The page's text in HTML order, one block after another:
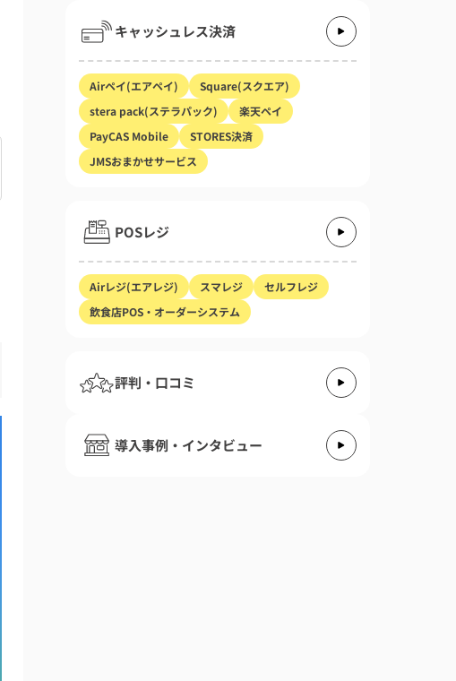
キャッシュレス決済
Airペイ(エアペイ)
Square(スクエア)
stera pack(ステラパック)
楽天ペイ
PayCAS Mobile
STORES決済
JMSおまかせサービス
POSレジ
Airレジ(エアレジ) スマレジ
セルフレジ
飲食店POS・オーダーシステム
評判・口コミ
導入事例・インタビュー